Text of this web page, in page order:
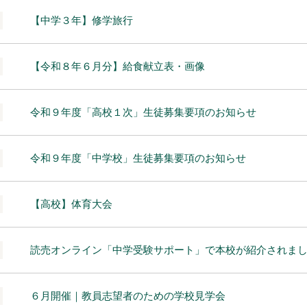
【中学３年】修学旅行
【令和８年６月分】給食献立表・画像
令和９年度「高校１次」生徒募集要項のお知らせ
令和９年度「中学校」生徒募集要項のお知らせ
【高校】体育大会
読売オンライン「中学受験サポート」で本校が紹介されま
６月開催｜教員志望者のための学校見学会